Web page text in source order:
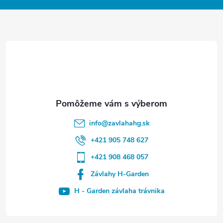
e
info@zavlahahg.sk
+421 905 748 627
+421 908 468 057
Závlahy H-Garden
H - Garden závlaha trávnika